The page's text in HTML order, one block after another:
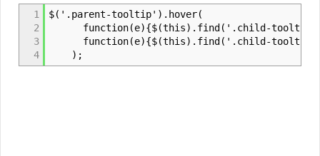
1
2
3
4
$('.parent-tooltip').hover(
function(e){$(this).find('.child-
function(e){$(this).find('.child-
);